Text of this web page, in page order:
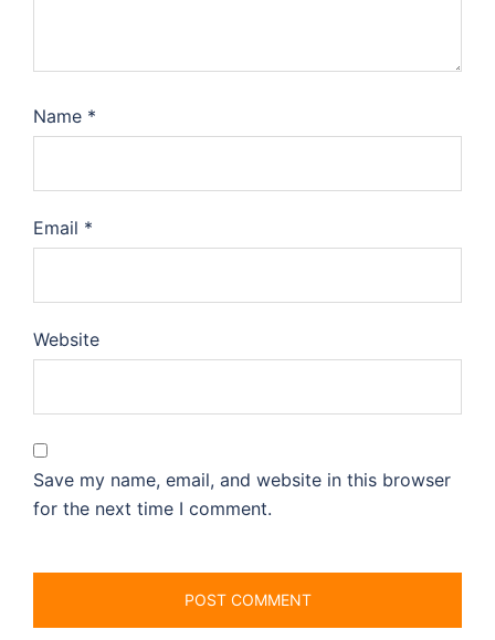
Name *
Email *
Website
Save my name, email, and website in this browser
for the next time I comment.